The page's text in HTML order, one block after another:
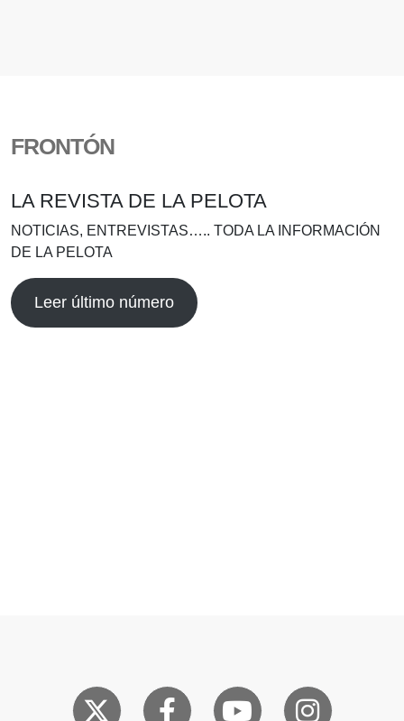
FRONTÓN
LA REVISTA DE LA PELOTA
NOTICIAS, ENTREVISTAS….. TODA LA INFORMACIÓN
DE LA PELOTA
Leer último número